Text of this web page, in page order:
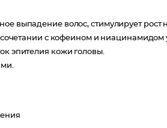
выпадение волос, стимулирует рост
с кофеином и ниацинамидом
эпителия кожи головы.